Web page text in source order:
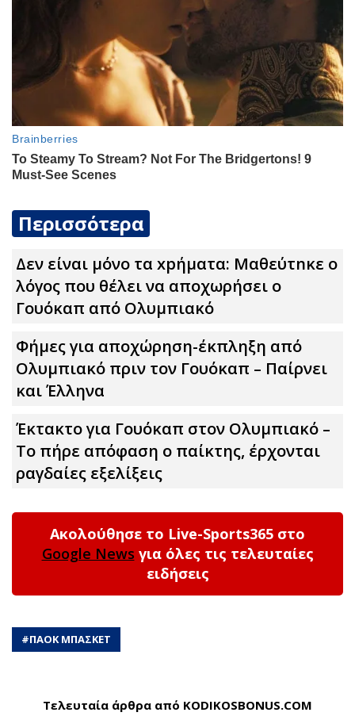
Περισσότερα
Δεν είναι μόνο τα xpήματα: Μαθεύτnκε ο
λόγος που θέλει να αποχωρήσει ο
Γουόκαπ από Ολυμπιακό
Φήμες για αποχώρηση-έκπληξη από
Ολυμπιακό πριν τον Γουόκαπ – Παίρνει
και Έλληνα
Έκτακτο για Γουόκαπ στον Ολυμπιακό –
Το πήρε απόφαση ο παίκτης, έρχονται
ραγδαίες εξελίξεις
Ακολούθησε το Live-Sports365 στο
Google News για όλες τις τελευταίες
ειδήσεις
#ΠΑΟΚ ΜΠΑΣΚΕΤ
Τελευταία άρθρα από KODIKOSBONUS.COM